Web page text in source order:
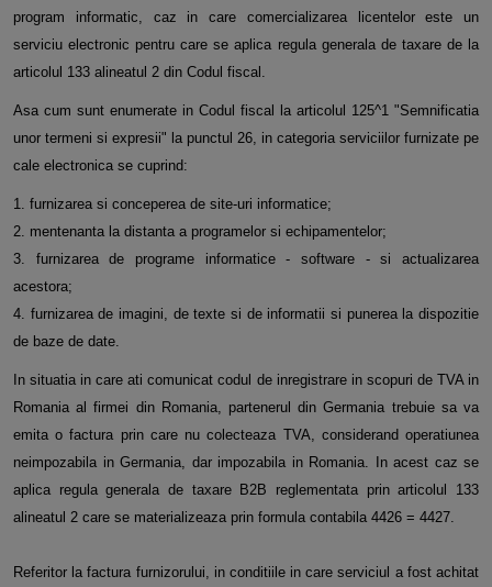
program informatic, caz in care comercializarea licentelor este un
serviciu electronic pentru care se aplica regula generala de taxare de la
articolul 133 alineatul 2 din Codul fiscal.
Asa cum sunt enumerate in Codul fiscal la articolul 125^1 "Semnificatia
unor termeni si expresii" la punctul 26, in categoria serviciilor furnizate pe
cale electronica se cuprind:
1. furnizarea si conceperea de site-uri informatice;
2. mentenanta la distanta a programelor si echipamentelor;
3. furnizarea de programe informatice - software - si actualizarea
acestora;
4. furnizarea de imagini, de texte si de informatii si punerea la dispozitie
de baze de date.
In situatia in care ati comunicat codul de inregistrare in scopuri de TVA in
Romania al firmei din Romania, partenerul din Germania trebuie sa va
emita o factura prin care nu colecteaza TVA, considerand operatiunea
neimpozabila in Germania, dar impozabila in Romania. In acest caz se
aplica regula generala de taxare B2B reglementata prin articolul 133
alineatul 2 care se materializeaza prin formula contabila 4426 = 4427.
Referitor la factura furnizorului, in conditiile in care serviciul a fost achitat